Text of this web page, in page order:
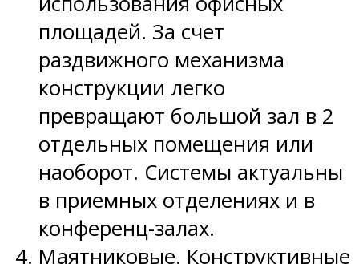
площадей. За счет
раздвижного механизма
конструкции легко
превращают большой зал в 2
отдельных помещения или
наоборот. Системы актуальны
в приемных отделениях и в
конференц-залах.
Маятниковые. Конструктивные